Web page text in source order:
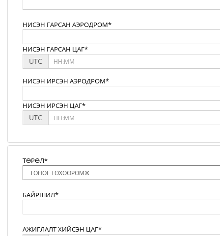
НИСЭН ГАРСАН АЭРОДРОМ*
НИСЭН ГАРСАН ЦАГ*
UTC
НИСЭН ИРСЭН АЭРОДРОМ*
НИСЭН ИРСЭН ЦАГ*
UTC
ТӨРӨЛ*
БАЙРШИЛ*
АЖИГЛАЛТ ХИЙСЭН ЦАГ*